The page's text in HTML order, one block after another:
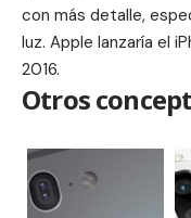
con más detalle,
luz. Apple lanzaría el
2016.
Otros